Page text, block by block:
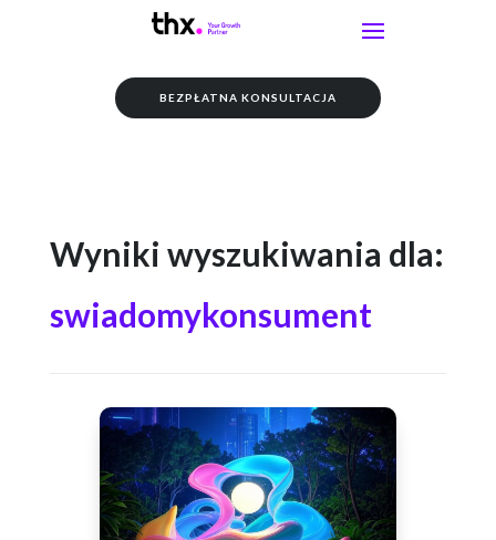
BEZPŁATNA KONSULTACJA
Wyniki wyszukiwania dla:
swiadomykonsument